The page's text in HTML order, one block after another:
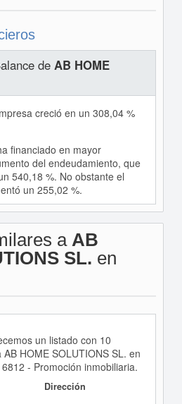
de AB HOME
creció en un 308,04 %
financiado en mayor
del endeudamiento, que
540,18 %. No obstante el
un 255,02 %.
a AB
SL. en
un listado con 10
HOME SOLUTIONS SL. en
- Promoción inmobiliaria.
Dirección